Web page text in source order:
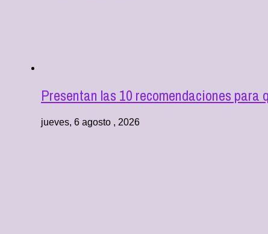
Presentan las 10 recomendaciones
jueves, 6 agosto , 2026